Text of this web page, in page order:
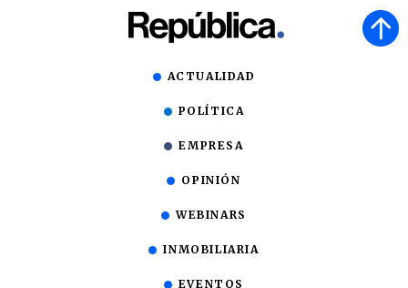
ACTUALIDAD
POLÍTICA
EMPRESA
OPINIÓN
WEBINARS
INMOBILIARIA
EVENTOS